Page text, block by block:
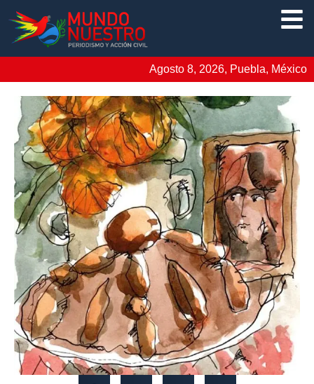
Agosto 8, 2026, Puebla, México